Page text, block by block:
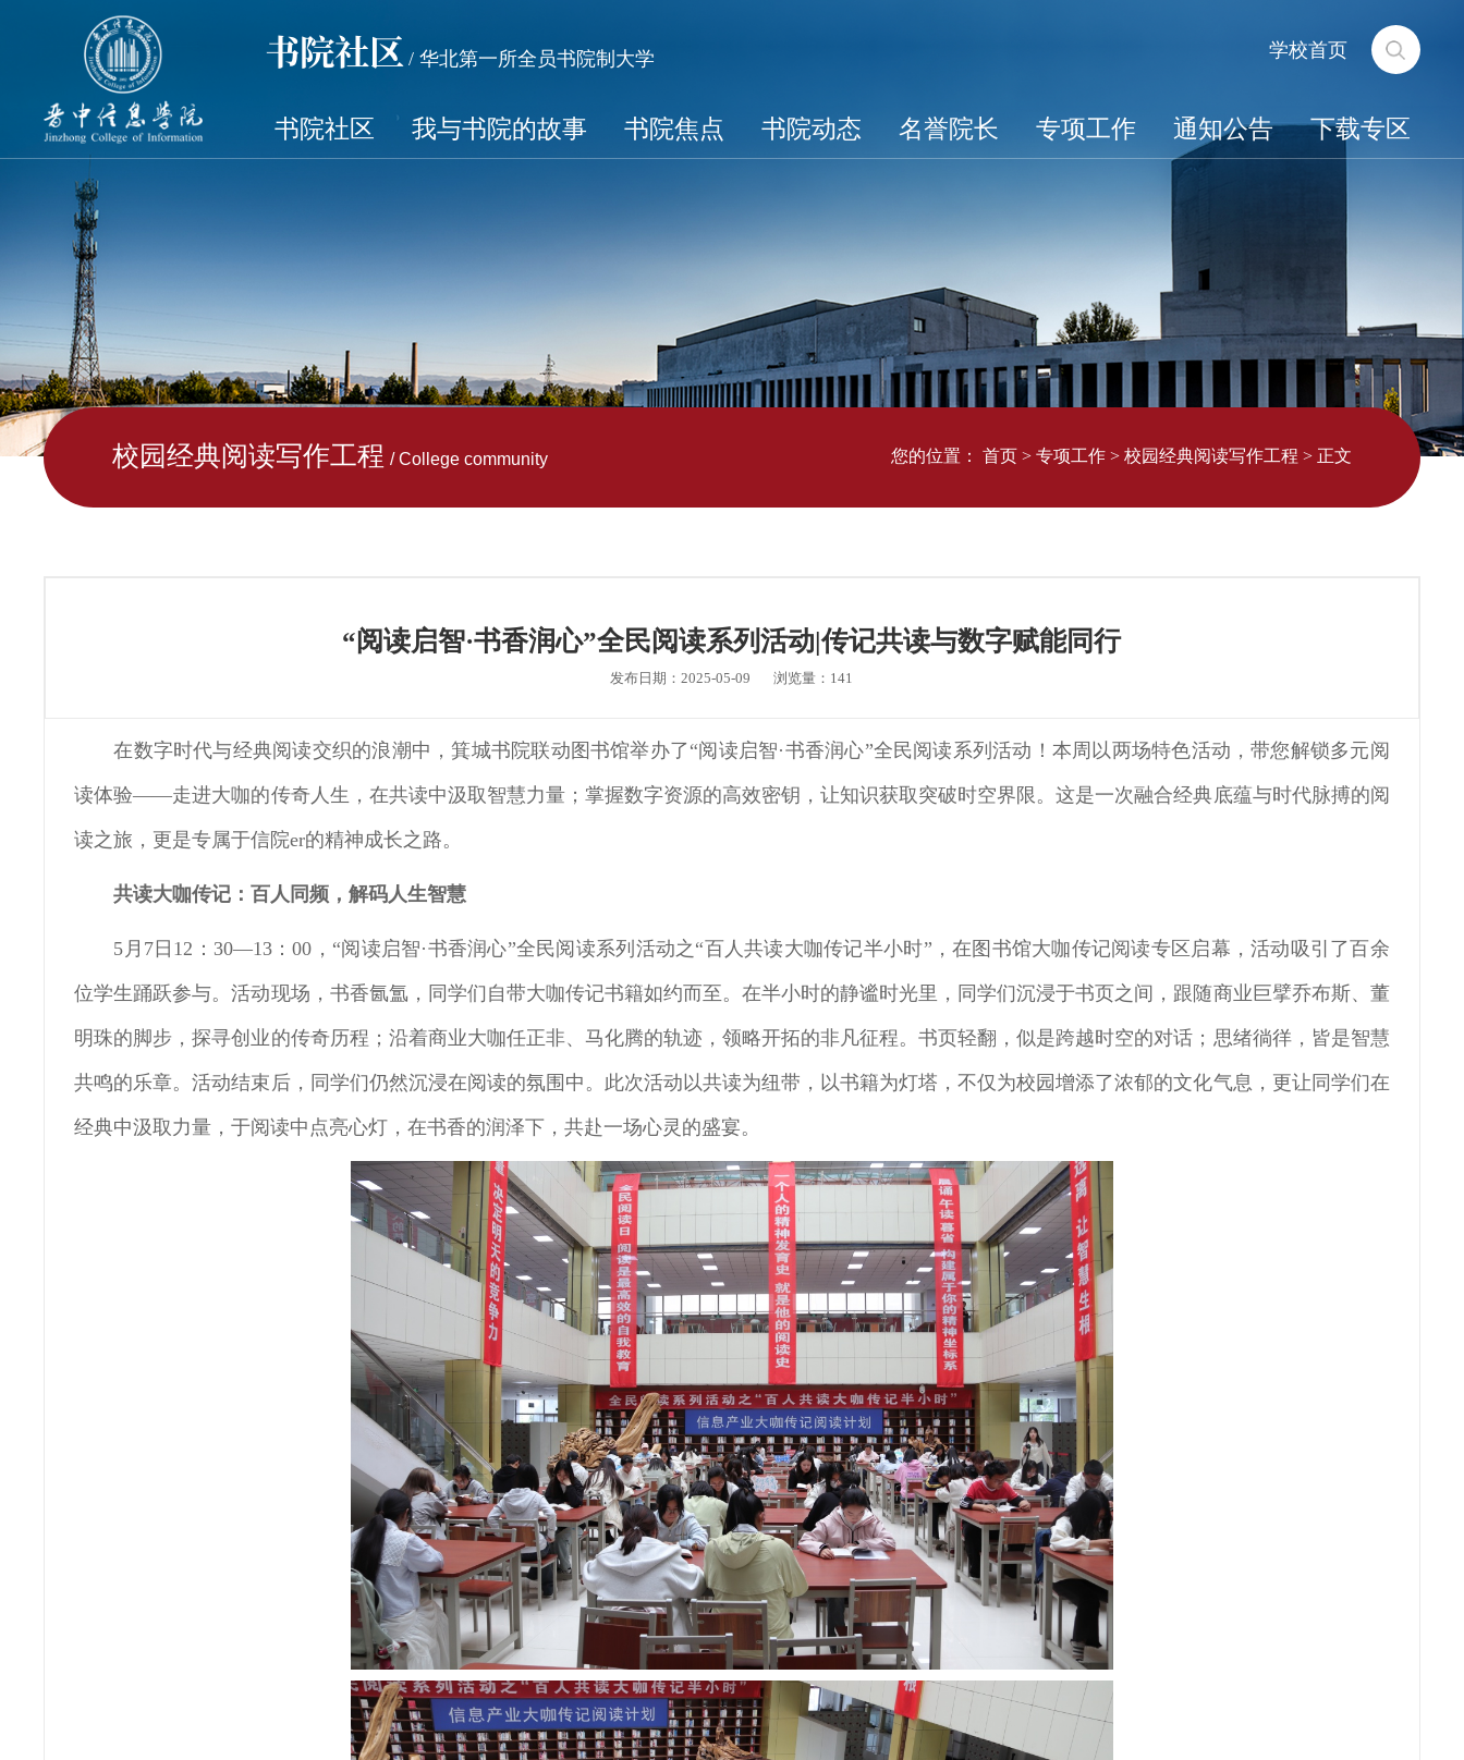
书院社区 / 华北第一所全员书院制大学 学校首页
书院社区 我与书院的故事 书院焦点 书院动态 名誉院长 专项工作 通知公告 下载专区
校园经典阅读写作工程 / College community 您的位置： 首页 > 专项工作 > 校园经典阅读写作工程 > 正文
“阅读启智·书香润心”全民阅读系列活动|传记共读与数字赋能同行
发布日期：2025-05-09 浏览量： 141
在数字时代与经典阅读交织的浪潮中，箕城书院联动图书馆举办了“阅读启智·书香润心”全民阅读系列活动！本周以两场特色活动，带您解锁多元阅
读体验——走进大咖的传奇人生，在共读中汲取智慧力量；掌握数字资源的高效密钥，让知识获取突破时空界限。这是一次融合经典底蕴与时代脉搏的阅
读之旅，更是专属于信院er的精神成长之路。
共读大咖传记 ：百人同频，解码人生智慧
5月7日12：30—13：00，“阅读启智·书香润心”全民阅读系列活动之“百人共读大咖传记半小时”，在图书馆大咖传记阅读专区启幕，活动吸引了百余
位学生踊跃参与。活动现场，书香氤氲，同学们自带大咖传记书籍如约而至。在半小时的静谧时光里，同学们沉浸于书页之间，跟随商业巨擘乔布斯、董
明珠的脚步，探寻创业的传奇历程；沿着商业大咖任正非、马化腾的轨迹，领略开拓的非凡征程。书页轻翻，似是跨越时空的对话；思绪徜徉，皆是智慧
共鸣的乐章。活动结束后，同学们仍然沉浸在阅读的氛围中。此次活动以共读为纽带，以书籍为灯塔，不仅为校园增添了浓郁的文化气息，更让同学们在
经典中汲取力量，于阅读中点亮心灯，在书香的润泽下，共赴一场心灵的盛宴。